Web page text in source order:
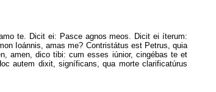
te. Dicit ei: Pasce agnos meos. Dicit ei íterum:
Ioánnis, amas me? Contristátus est Petrus, quia
amen, dico tibi: cum esses iúnior, cingébas te et
autem dixit, signíficans, qua morte clarificatúrus